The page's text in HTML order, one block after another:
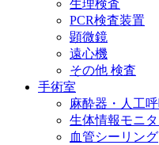
生理検査
PCR検査装置
顕微鏡
遠心機
その他 検査
手術室
麻酔器・人工
生体情報モニ
血管シーリング